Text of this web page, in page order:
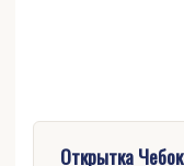
Открытка